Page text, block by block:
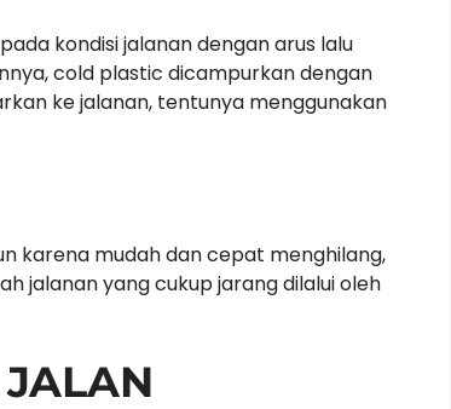
kondisi jalanan dengan arus lalu
cold plastic dicampurkan dengan
ke jalanan, tentunya menggunakan
karena mudah dan cepat menghilang,
jalanan yang cukup jarang dilalui oleh